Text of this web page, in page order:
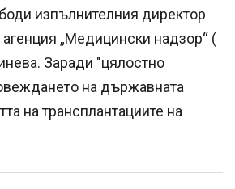
изпълнителния директор
„Медицински надзор“ (
Заради "цялостно
на държавната
на трансплантациите на